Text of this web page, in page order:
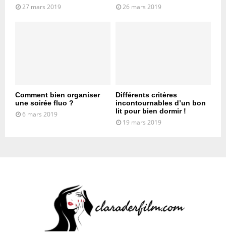
27 mars 2019 26 mars 2019
Comment bien organiser
une soirée fluo ?
6 mars 2019
Différents critères
incontournables d’un bon
lit pour bien dormir !
19 mars 2019